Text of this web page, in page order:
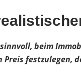
beim
festzulegen,